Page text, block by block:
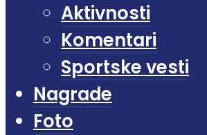
Aktivnosti
Komentari
Sportske vesti
Nagrade
Foto